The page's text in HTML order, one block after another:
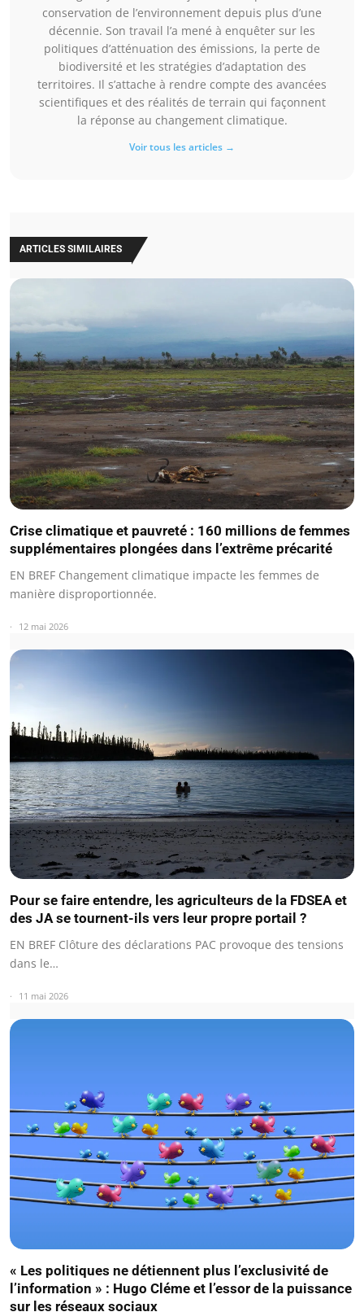
conservation de l’environnement depuis plus d’une
décennie. Son travail l’a mené à enquêter sur les
politiques d’atténuation des émissions, la perte de
biodiversité et les stratégies d’adaptation des
territoires. Il s’attache à rendre compte des avancées
scientifiques et des réalités de terrain qui façonnent
la réponse au changement climatique.
Voir tous les articles →
ARTICLES SIMILAIRES
Crise climatique et pauvreté : 160 millions de femmes
supplémentaires plongées dans l’extrême précarité
EN BREF Changement climatique impacte les femmes de
manière disproportionnée.
12 mai 2026
Pour se faire entendre, les agriculteurs de la FDSEA et
des JA se tournent-ils vers leur propre portail ?
EN BREF Clôture des déclarations PAC provoque des tensions
dans le…
11 mai 2026
« Les politiques ne détiennent plus l’exclusivité de
l’information » : Hugo Cléme et l’essor de la puissance
sur les réseaux sociaux